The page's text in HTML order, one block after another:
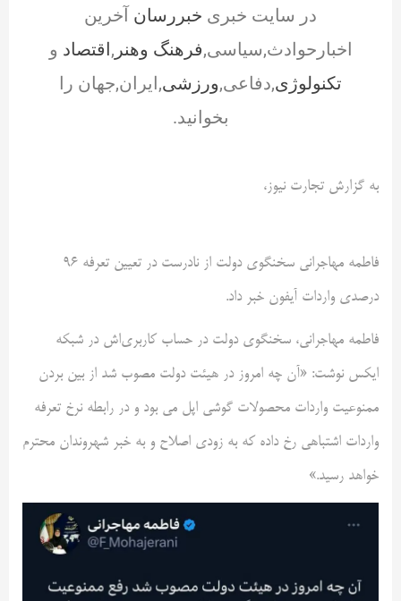
در سایت خبری خبررسان آخرین
اخبارحوادث,سیاسی,فرهنگ وهنر ,اقتصاد و
تکنولوژی,دفاعی,ورزشی,ایران,جهان را
بخوانید.
به گزارش تجارت نیوز،
فاطمه مهاجرانی سخنگوی دولت از نادرست در تعیین تعرفه ۹۶
درصدی واردات آیفون خبر داد.
فاطمه مهاجرانی، سخنگوی دولت در حساب کاربری‌اش در شبکه
ایکس نوشت: ‌«آن چه امروز در هیئت دولت مصوب شد از بین بردن
ممنوعیت واردات محصولات گوشی اپل می بود و در رابطه نرخ تعرفه
واردات اشتباهی رخ داده که به زودی اصلاح و به خبر شهروندان محترم
خواهد رسید.»